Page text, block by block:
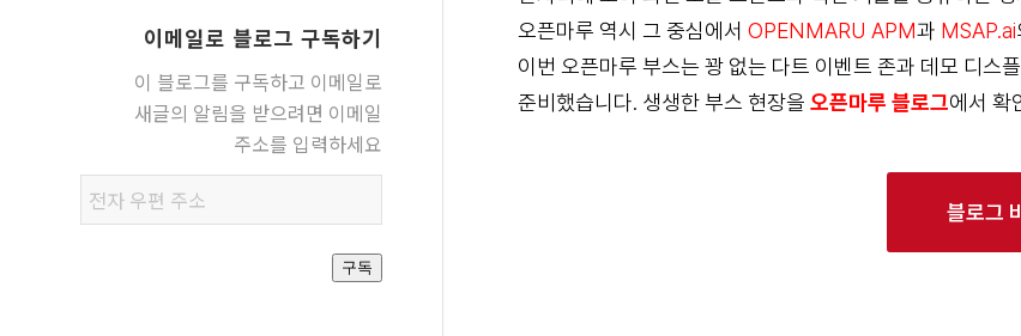
오픈마루 역시 그 중심에서 OPENMARU APM과 MSAP.ai
이번 오픈마루 부스는 꽝 없는 다트 이벤트 존과 데모 디스
준비했습니다. 생생한 부스 현장을 오픈마루 블로그에서 확
블로그
이메일로 블로그 구독하기
이 블로그를 구독하고 이메일로
새글의 알림을 받으려면 이메일
주소를 입력하세요
우편
주소
구독